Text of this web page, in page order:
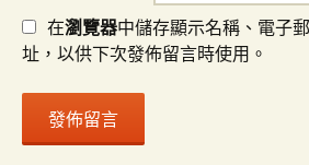
在瀏覽器中儲存顯示名稱、電子
址，以供下次發佈留言時使用。